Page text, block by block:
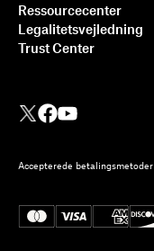
Ressourcecenter
Legalitetsvejledning
Trust Center
Accepterede betalingsmetoder